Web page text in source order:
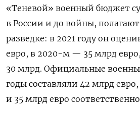
«Теневой» военный бюджет
в России и до войны,
разведке: в 2021 году он
евро, в 2020-м — 35 млрд
30 млрд. Официальные
годы составляли 42 млрд
и 35 млрд евро